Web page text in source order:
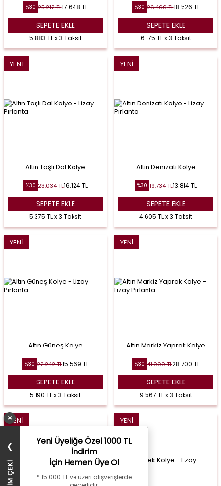
%30 25.212TL17.648 TL
SEPETE EKLE
5.883 TL x 3 Taksit
%30 26.466TL18.526 TL
SEPETE EKLE
6.175 TL x 3 Taksit
YENI
Altın Taşlı Dal Kolye
%30 23.034TL16.124TL
SEPETE EKLE
5.375 TL x 3 Taksit
YENI
Altın Denizatı Kolye
%30 19.734TL13.814TL
SEPETE EKLE
4.605 TL x 3 Taksit
YENI
Altın Güneş Kolye
%30 22.242TL15.569 TL
SEPETE EKLE
5.190 TL x 3 Taksit
YENI
Altın Markiz Yaprak Kolye
%30 41.000TL28.700 TL
SEPETE EKLE
9.567 TL x 3 Taksit
YENI YENI
×
❯
Yeni Üyeliğe Özel 1000 TL
İndirim
İçin Hemen Üye Ol
* 15.000 TL ve üzeri alışverişlerde